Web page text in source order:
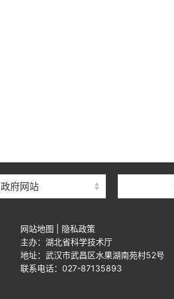
政府网站
网站地图
隐私政策
主办：湖北省科学技术厅
地址：武汉市武昌区水果湖南苑村52号
联系电话：027-87135893